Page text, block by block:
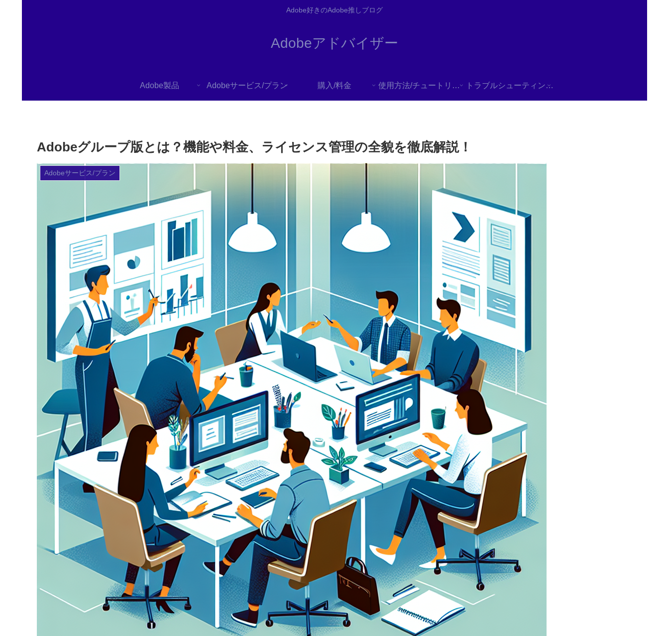
Adobe好きのAdobe推しブログ
Adobeアドバイザー
Adobe製品 Adobeサービス/プラン 購入/料金 使用方法/チュートリアル トラブルシューティング/FAQ
Adobeグループ版とは？機能や料金、ライセンス管理の全貌を徹底解説！
Adobeサービス/プラン